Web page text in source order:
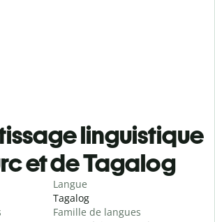
linguistique
et de Tagalog
Langue
Tagalog
Famille de langues